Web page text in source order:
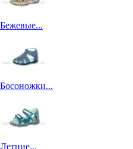
Бежевые...
Босоножки...
Летние...